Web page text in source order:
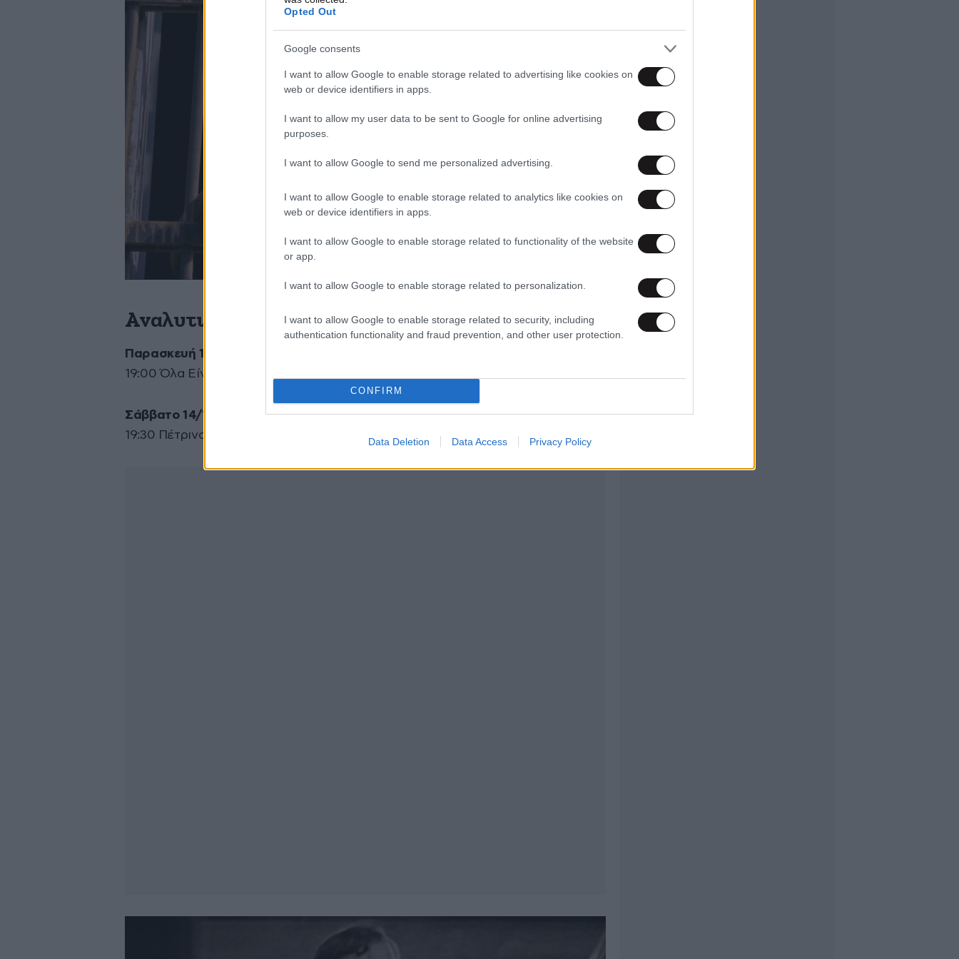
Opted Out
Google consents
I want to allow Google to enable storage related to advertising like cookies on
web or device identifiers in apps.
I want to allow my user data to be sent to Google for online advertising
purposes.
I want to allow Google to send me personalized advertising.
I want to allow Google to enable storage related to analytics like cookies on
web or device identifiers in apps.
I want to allow Google to enable storage related to functionality of the website
or app.
I want to allow Google to enable storage related to personalization.
I want to allow Google to enable storage related to security, including
authentication functionality and fraud prevention, and other user protection.
CONFIRM
Data Deletion Data Access Privacy Policy
Αναλυτικά το πρόγραμμα
Παρασκευή 13/12
19:00 Όλα Είναι Δρόμος, 118’ (1998)
Σάββατο 14/12
19:30 Πέτρινα Χρόνια, 142’ (1985)